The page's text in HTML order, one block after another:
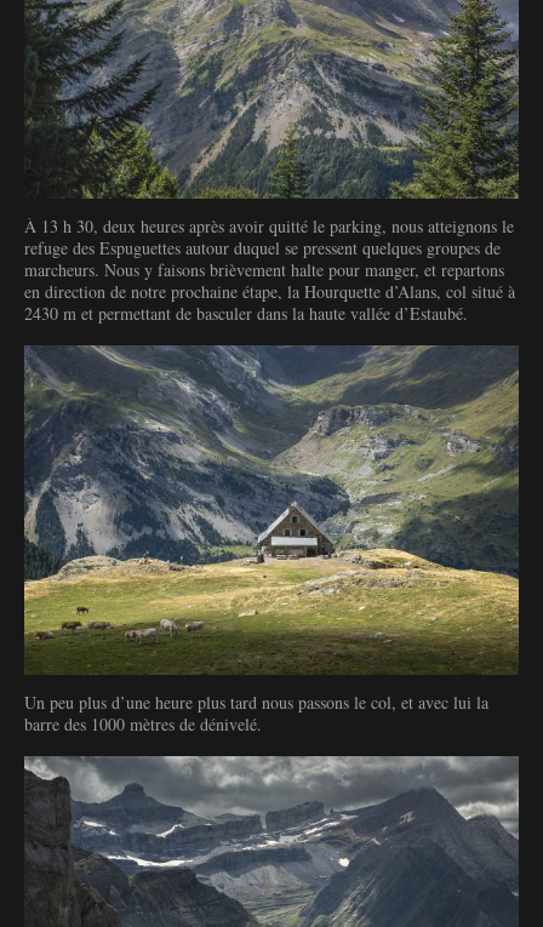
À 13 h 30, deux heures après avoir quitté le parking, nous atteignons le
refuge des Espuguettes autour duquel se pressent quelques groupes de
marcheurs. Nous y faisons brièvement halte pour manger, et repartons
en direction de notre prochaine étape, la Hourquette d’Alans, col situé à
2430 m et permettant de basculer dans la haute vallée d’Estaubé.
Un peu plus d’une heure plus tard nous passons le col, et avec lui la
barre des 1000 mètres de dénivelé.